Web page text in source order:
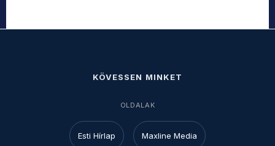
KÖVESSEN MINKET
OLDALAK
Esti Hírlap Maxline Media